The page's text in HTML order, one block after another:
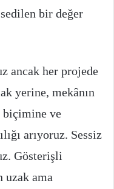
bir değer
ancak her projede
yerine, mekânın
biçimine ve
arıyoruz. Sessiz
Gösterişli
uzak ama